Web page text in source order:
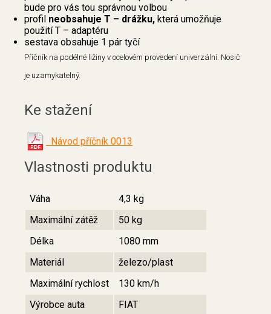
bude pro vás tou správnou volbou
profil neobsahuje T – drážku, která umožňuje
použití T – adaptéru
sestava obsahuje 1 pár tyčí
Příčník na podélné ližiny v ocelovém provedení univerzální. Nosič
je uzamykatelný.
Ke stažení
Návod příčník 0013
Vlastnosti produktu
Váha
4,3 kg
Maximální zátěž
50 kg
Délka
1080 mm
Materiál
železo/plast
Maximální rychlost
130 km/h
Výrobce auta
FIAT